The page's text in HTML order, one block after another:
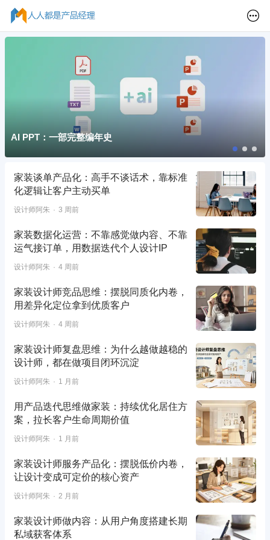
AI PPT：一部完整编年史
家装谈单产品化：高手不谈话术，靠标准
化逻辑让客户主动买单
设计师阿朱 3 周前
家装数据化运营：不靠感觉做内容、不靠
运气接订单，用数据迭代个人设计IP
设计师阿朱 4 周前
家装设计师竞品思维：摆脱同质化内卷，
用差异化定位拿到优质客户
设计师阿朱 4 周前
家装设计师复盘思维：为什么越做越稳的
设计师，都在做项目闭环沉淀
设计师阿朱 1 月前
用产品迭代思维做家装：持续优化居住方
案，拉长客户生命周期价值
设计师阿朱 1 月前
家装设计师服务产品化：摆脱低价内卷，
让设计变成可定价的核心资产
设计师阿朱 2 月前
家装设计师做内容：从用户角度搭建长期
私域获客体系